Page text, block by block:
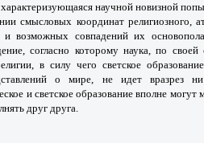
научной новизной
смысловых координат религиозного,
и возможных совпадений их
согласно которому наука, по
в силу чего светское
о мире, не идет вразрез
и светское образование вполне могут
друг друга.